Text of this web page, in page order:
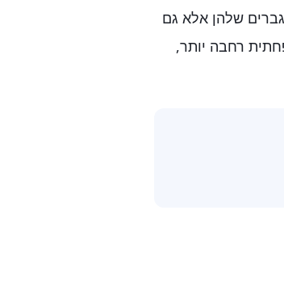
שלהן אלא גם
רחבה יותר,